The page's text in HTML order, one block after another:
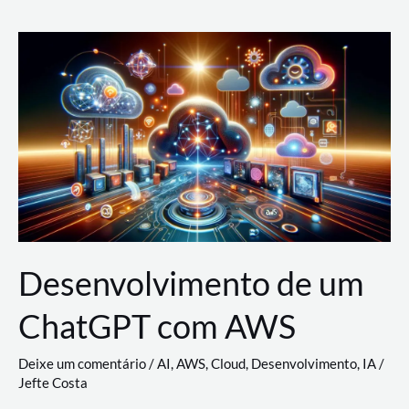
Nuvem:
Google
Cloud,
AWS
e
Azure
Desenvolvimento de um
ChatGPT com AWS
Deixe um comentário/AI,AWS,Cloud, Desenvolvimento, IA/
Jefte Costa